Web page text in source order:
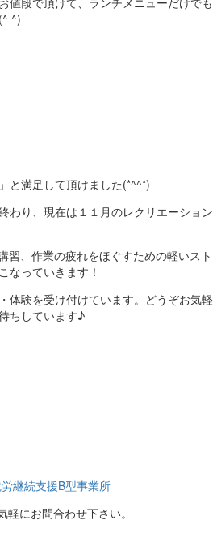
^)
と満足して頂けました(*^^*)
わり、現在は１１月のレクリエーション
習、作業の疲れをほぐすための軽いスト
なっていきます！
体験を受け付けています。どうぞお気軽
ちしています♪
にお問合わせ下さい。